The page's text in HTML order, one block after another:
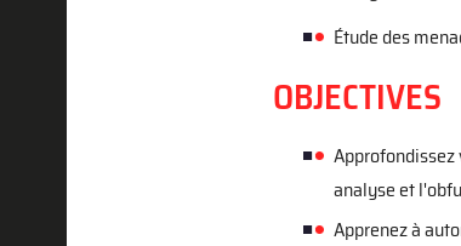
Étude des
OBJECTIVES
analyse et
Apprenez à